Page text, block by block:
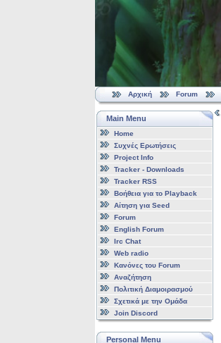
Αρχική Forum
Main Menu
Home
Συχνές Ερωτήσεις
Project Info
Tracker - Downloads
Tracker RSS
Βοήθεια για το Playback
Αίτηση για Seed
Forum
English Forum
Irc Chat
Web radio
Κανόνες του Forum
Αναζήτηση
Πολιτική Διαμοιρασμού
Σχετικά με την Ομάδα
Join Discord
Personal Menu